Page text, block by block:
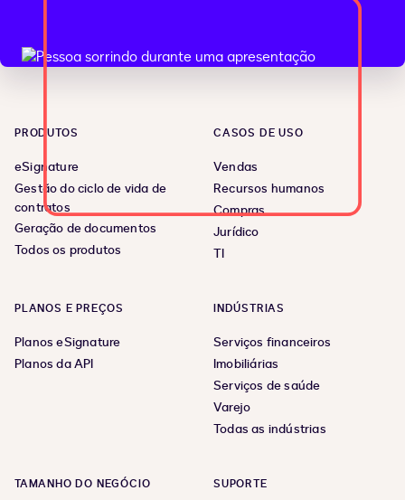
PRODUTOS
eSignature
Gestão do ciclo de vida de
contratos
Geração de documentos
Todos os produtos
CASOS DE USO
Vendas
Recursos humanos
Compras
Jurídico
TI
PLANOS E PREÇOS
Planos eSignature
Planos da API
INDÚSTRIAS
Serviços financeiros
Imobiliárias
Serviços de saúde
Varejo
Todas as indústrias
TAMANHO DO NEGÓCIO SUPORTE